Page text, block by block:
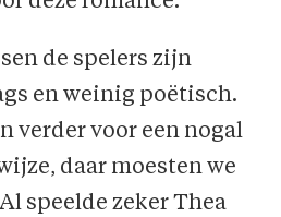
de spelers zijn
en weinig poëtisch.
verder voor een nogal
daar moesten we
speelde zeker Thea